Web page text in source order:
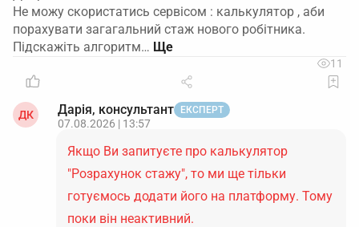
Не можу скористатись сервісом : калькулятор , аби
порахувати загагальний стаж нового робітника.
Підскажіть алгоритм…
11
ДК Дарія, консультант ЕКСПЕРТ
07.08.2026 | 13:57
Якщо Ви запитуєте про калькулятор
"Розрахунок стажу", то ми ще тільки
готуємось додати його на платформу. Тому
поки він неактивний.